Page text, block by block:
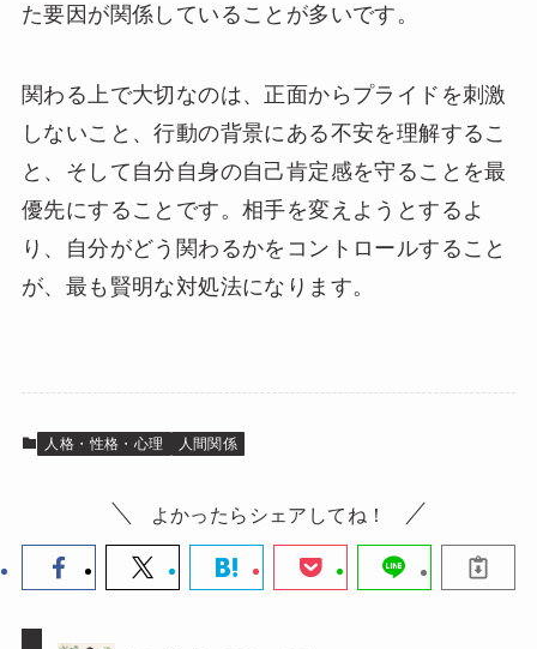
た要因が関係していることが多いです。
関わる上で大切なのは、正面からプライドを刺激
しないこと、行動の背景にある不安を理解するこ
と、そして自分自身の自己肯定感を守ることを最
優先にすることです。相手を変えようとするよ
り、自分がどう関わるかをコントロールすること
が、最も賢明な対処法になります。
人格・性格・心理 人間関係
よかったらシェアしてね！